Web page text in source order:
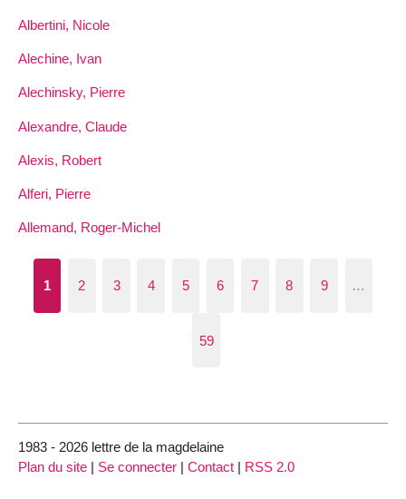
Albertini, Nicole
Alechine, Ivan
Alechinsky, Pierre
Alexandre, Claude
Alexis, Robert
Alferi, Pierre
Allemand, Roger-Michel
1 2 3 4 5 6 7 8 9 …
59
1983 - 2026 lettre de la magdelaine
Plan du site | Se connecter | Contact | RSS 2.0